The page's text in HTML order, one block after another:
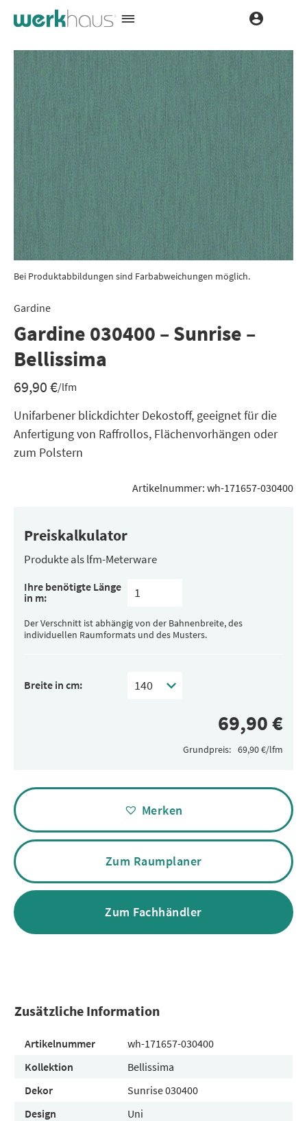
Bei Produktabbildungen sind Farbabweichungen möglich.
Gardine
Gardine 030400 – Sunrise –
Bellissima
69,90€/lfm
Unifarbener blickdichter Dekostoff, geeignet für die
Anfertigung von Raffrollos, Flächenvorhängen oder
zum Polstern
Artikelnummer: wh-171657-030400
Preiskalkulator
Produkte als lfm-Meterware
Ihre benötigte Länge
in m:
Der Verschnitt ist abhängig von der Bahnenbreite, des
individuellen Raumformats und des Musters.
Breite in cm:
Grundpreis:
Alternative:
Merken
Zum Raumplaner
Zum Fachhändler
Zusätzliche Information
Artikelnummer
wh-171657-030400
Kollektion
Bellissima
Dekor
Sunrise 030400
Design
Uni